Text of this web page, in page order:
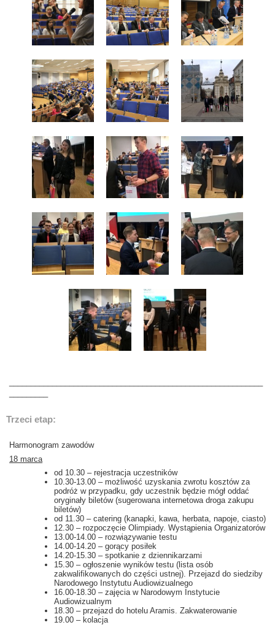
Trzeci etap:
Harmonogram zawodów
18 marca
od 10.30 – rejestracja uczestników
10.30-13.00 – możliwość uzyskania zwrotu kosztów za
podróż w przypadku, gdy uczestnik będzie mógł oddać
oryginały biletów (sugerowana internetowa droga zakupu
biletów)
od 11.30 – catering (kanapki, kawa, herbata, napoje, ciasto)
12.30 – rozpoczęcie Olimpiady. Wystąpienia Organizatorów
13.00-14.00 – rozwiązywanie testu
14.00-14.20 – gorący posiłek
14.20-15.30 – spotkanie z dziennikarzami
15.30 – ogłoszenie wyników testu (lista osób
zakwalifikowanych do części ustnej). Przejazd do siedziby
Narodowego Instytutu Audiowizualnego
16.00-18.30 – zajęcia w Narodowym Instytucie
Audiowizualnym
18.30 – przejazd do hotelu Aramis. Zakwaterowanie
19.00 – kolacja